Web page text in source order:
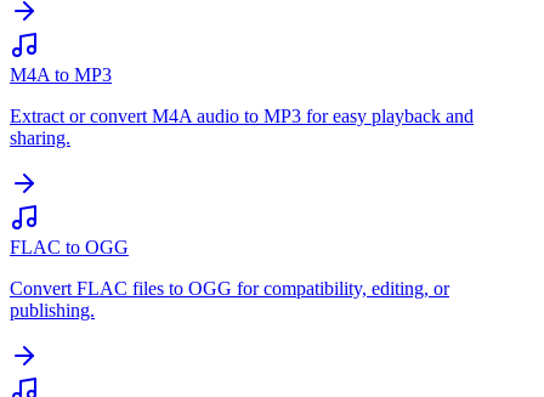
M4A to MP3
Extract or convert M4A audio to MP3 for easy playback and
sharing.
FLAC to OGG
Convert FLAC files to OGG for compatibility, editing, or
publishing.